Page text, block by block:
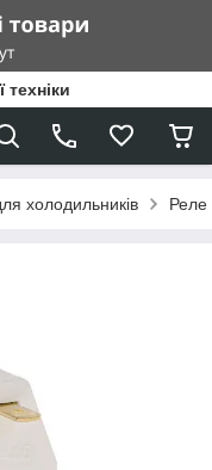
холодильників Реле